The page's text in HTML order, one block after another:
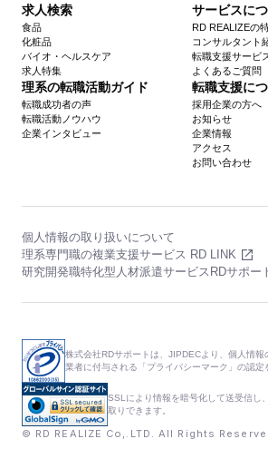
求人検索
食品
化粧品
バイオ・ヘルスケア
求人特集
サービスに
RD REALIZEの
コンサルタント
転職支援サービ
よくあるご質問
理系の転職活動ガイド
転職成功者の声
転職活動ノウハウ
企業インタビュー
転職支援に
採用企業の方へ
お知らせ
企業情報
アクセス
お問い合わせ
個人情報の取り扱いについて
理系専門職の複業支援サービス RD LINK
研究開発職特化型人材派遣サービスRDサポー
株式会社RDサポートは、JIPDECより、個人情
業者に付与される「プライバシーマーク」の認定
SSLにより情報を暗号化して送受信し
取りできます。
© RD REALIZE Co,.LTD. All Rights